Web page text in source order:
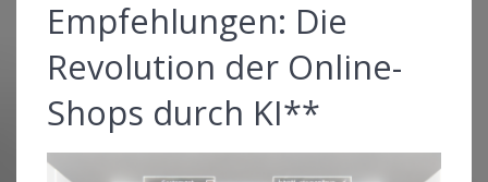
Empfehlungen: Die
Revolution der Online-
Shops durch KI**